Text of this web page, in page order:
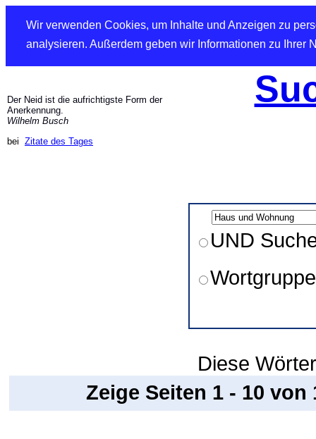
Wir verwenden Cookies, um Inhalte und Anzeigen zu
analysieren. Außerdem geben wir Informationen zu Ihrer
Der Neid ist die aufrichtigste Form der
Anerkennung.
Wilhelm Busch
bei Zitate des Tages
UND
Wortgruppe
Diese
Zeige Seiten 1 - 10